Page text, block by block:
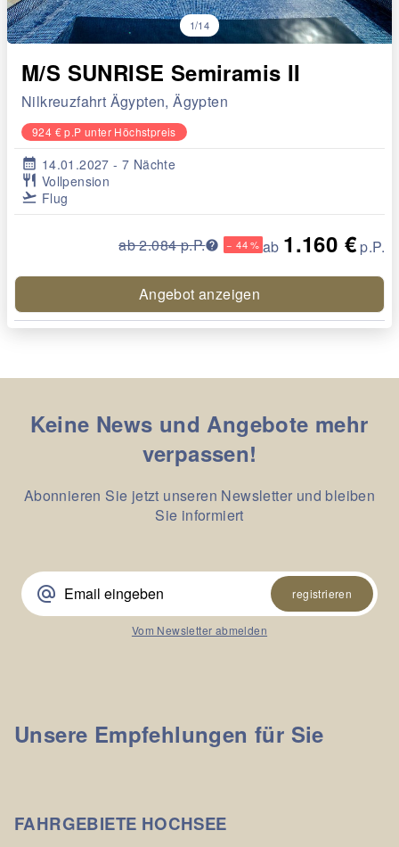
1/14
M/S SUNRISE Semiramis II
Nilkreuzfahrt Ägypten, Ägypten
924 € p.P unter Höchstpreis
calendar_month 14.01.2027 - 7 Nächte
restaurant Vollpension
flight_takeoff Flug
ab 2.084 p.P. − 44 % ab 1.160 € p.P.
Angebot anzeigen
Keine News und Angebote mehr
verpassen!
Abonnieren Sie jetzt unseren Newsletter und bleiben
Sie informiert
alternate_email registrieren
Vom Newsletter abmelden
Unsere Empfehlungen für Sie
FAHRGEBIETE HOCHSEE